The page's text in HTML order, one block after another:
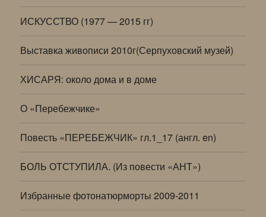
ИСКУССТВО (1977 — 2015 гг)
Выставка живописи 2010г(Серпуховский музей)
ХИСАРЯ: около дома и в доме
О «Перебежчике»
Повесть «ПЕРЕБЕЖЧИК» гл.1_17 (англ. en)
БОЛЬ ОТСТУПИЛА. (Из повести «АНТ»)
Избранные фотонатюрморты 2009-2011